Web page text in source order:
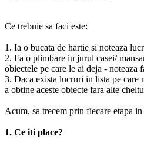
Ce trebuie sa faci este:
1. Ia o bucata de hartie si noteaza
2. Fa o plimbare in jurul casei/
obiectele pe care le ai deja - noteaza
3. Daca exista lucruri in lista pe care
a obtine aceste obiecte fara alte
Acum, sa trecem prin fiecare etapa
1. Ce iti place?